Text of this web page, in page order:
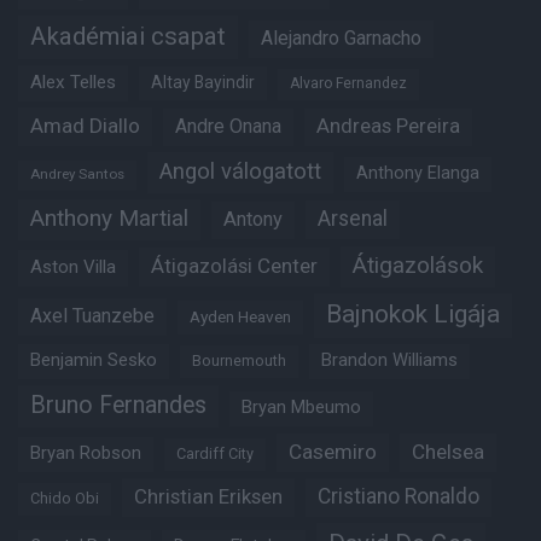
Akadémiai csapat Alejandro Garnacho
Alex Telles Altay Bayindir Alvaro Fernandez
Amad Diallo Andre Onana Andreas Pereira
Andrey Santos Angol válogatott Anthony Elanga
Anthony Martial Antony Arsenal
Aston Villa Átigazolási Center Átigazolások
Axel Tuanzebe Ayden Heaven Bajnokok Ligája
Benjamin Sesko Bournemouth Brandon Williams
Bruno Fernandes Bryan Mbeumo
Bryan Robson Cardiff City Casemiro Chelsea
Chido Obi Christian Eriksen Cristiano Ronaldo